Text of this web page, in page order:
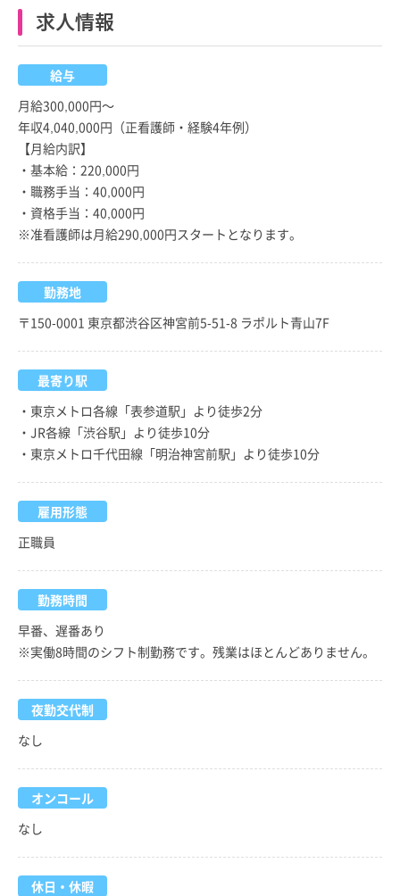
求人情報
給与
月給300,000円～
年収4,040,000円（正看護師・経験4年例）
【月給内訳】
・基本給：220,000円
・職務手当：40,000円
・資格手当：40,000円
※准看護師は月給290,000円スタートとなります。
勤務地
〒150-0001 東京都渋谷区神宮前5-51-8 ラポルト青山7F
最寄り駅
・東京メトロ各線「表参道駅」より徒歩2分
・JR各線「渋谷駅」より徒歩10分
・東京メトロ千代田線「明治神宮前駅」より徒歩10分
雇用形態
正職員
勤務時間
早番、遅番あり
※実働8時間のシフト制勤務です。残業はほとんどありません。
夜勤交代制
なし
オンコール
なし
休日・休暇